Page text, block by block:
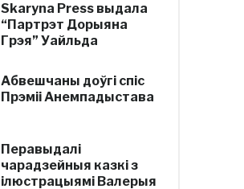
Skaryna Press выдала
“Партрэт Дорыяна
Грэя” Уайльда
Абвешчаны доўгі спіс
Прэміі Анемпадыстава
Перавыдалі
чарадзейныя казкі з
ілюстрацыямі Валерыя